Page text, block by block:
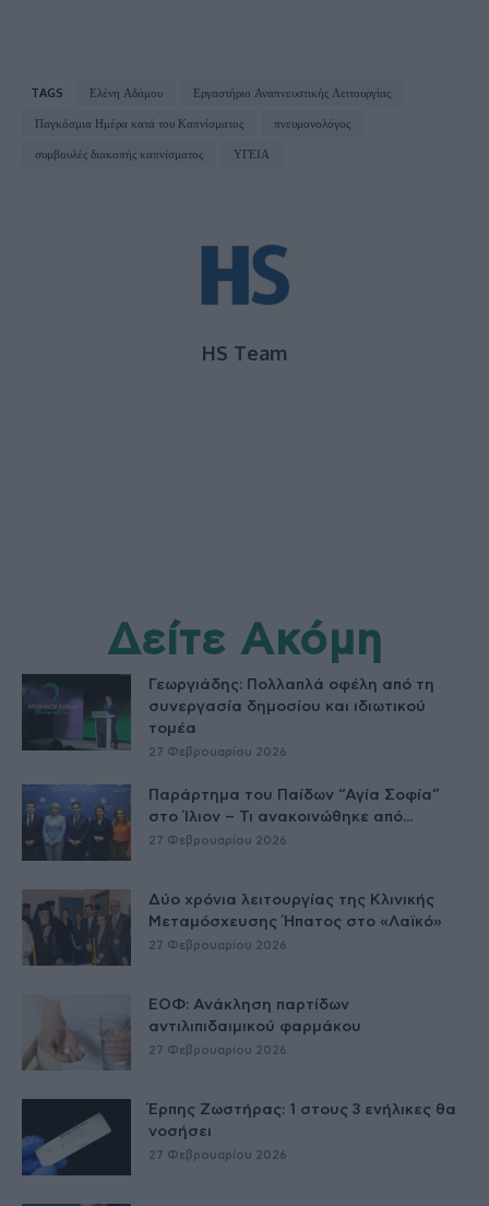
TAGS Ελένη Αδάμου
Εργαστήριο Αναπνευστικής Λειτουργίας
Παγκόσμια Ημέρα κατά του Καπνίσματος
πνευμονολόγος
συμβουλές διακοπής καπνίσματος
ΥΓΕΙΑ
HS Team
Δείτε Ακόμη
Γεωργιάδης: Πολλαπλά οφέλη από τη
συνεργασία δημοσίου και ιδιωτικού
τομέα
27 Φεβρουαρίου 2026
Παράρτημα του Παίδων “Αγία Σοφία”
στο Ίλιον – Τι ανακοινώθηκε από...
27 Φεβρουαρίου 2026
Δύο χρόνια λειτουργίας της Κλινικής
Μεταμόσχευσης Ήπατος στο «Λαϊκό»
27 Φεβρουαρίου 2026
ΕΟΦ: Ανάκληση παρτίδων
αντιλιπιδαιμικού φαρμάκου
27 Φεβρουαρίου 2026
Έρπης Ζωστήρας: 1 στους 3 ενήλικες θα
νοσήσει
27 Φεβρουαρίου 2026